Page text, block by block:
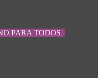
PARA TODOS